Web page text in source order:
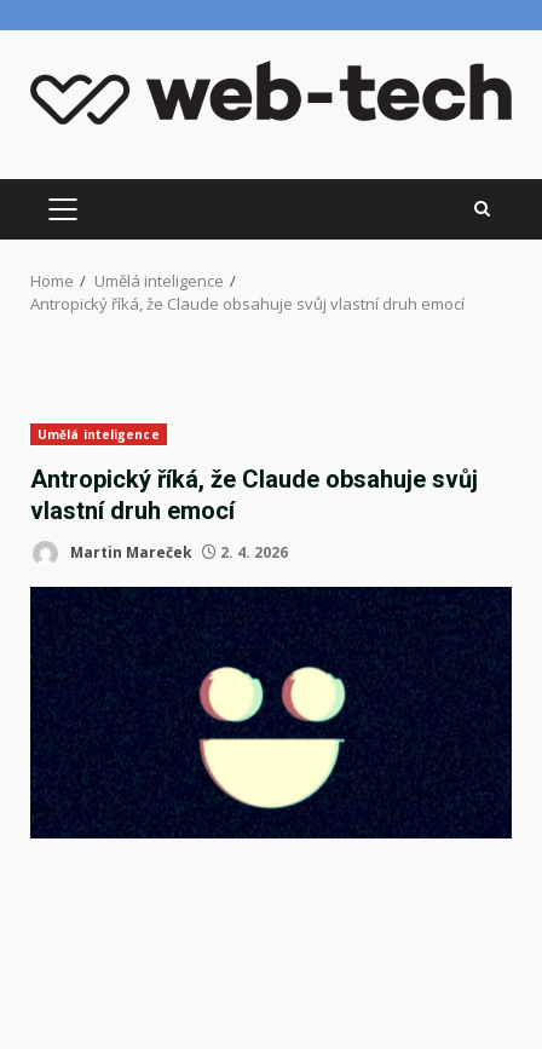
content
PRIMARY
MENU
Home
Umělá inteligence
Antropický říká, že Claude obsahuje svůj vlastní druh emocí
Umělá inteligence
Antropický říká, že Claude obsahuje svůj
vlastní druh emocí
Martin Mareček 2. 4. 2026